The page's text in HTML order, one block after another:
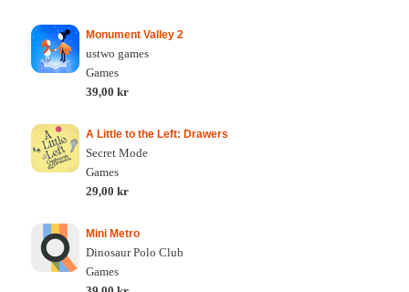
Monument Valley 2
ustwo games
Games
39,00 kr
A Little to the Left: Drawers
Secret Mode
Games
29,00 kr
Mini Metro
Dinosaur Polo Club
Games